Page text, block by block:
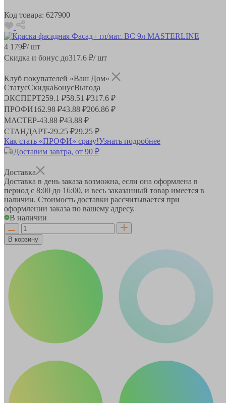
Код товара: 627900
4 179₽/ шт
Скидка и бонус до317.6 ₽/ шт
Клуб покупателей «Ваш Дом»
СтатусСкидкаБонусВыгода
ЭКСПЕРТ259.1 ₽58.51 ₽317.6 ₽
ПРОФИ162.98 ₽43.88 ₽206.86 ₽
МАСТЕР-43.88 ₽43.88 ₽
СТАНДАРТ-29.25 ₽29.25 ₽
Как стать «ПРОФИ» сразу!Узнать подробнее
Доставим завтра, от 90 ₽
Доставка
Доставка в день заказа возможна, если она оформлена в
период с 8:00 до 16:00, и весь заказанный товар имеется в
наличии. Стоимость доставки рассчитывается при
оформлении заказа по вашему адресу.
В наличии
В корзину